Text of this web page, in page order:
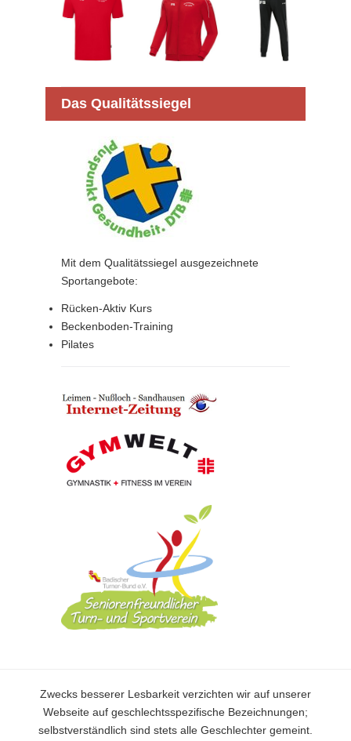
Das Qualitätssiegel
Mit dem Qualitätssiegel ausgezeichnete
Sportangebote:
Rücken-Aktiv Kurs
Beckenboden-Training
Pilates
Zwecks besserer Lesbarkeit verzichten wir auf unserer
Webseite auf geschlechtsspezifische Bezeichnungen;
selbstverständlich sind stets alle Geschlechter gemeint.